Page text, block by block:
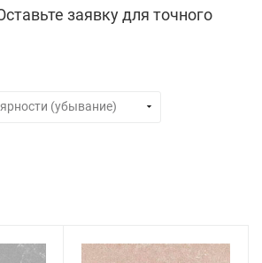
заявку для точного